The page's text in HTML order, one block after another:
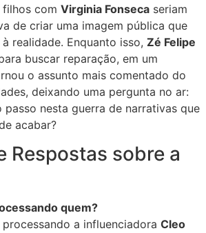
filhos com Virginia Fonseca seriam
de criar uma imagem pública que
realidade. Enquanto isso, Zé Felipe
buscar reparação, em um
o assunto mais comentado do
deixando uma pergunta no ar:
nesta guerra de narrativas que
acabar?
Respostas sobre a
quem?
processando a influenciadora Cleo